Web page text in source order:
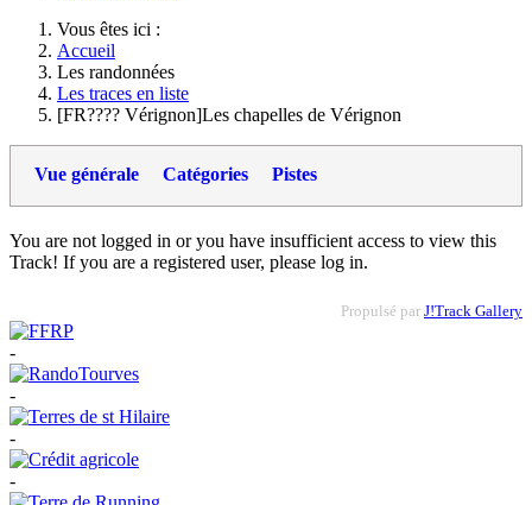
Vous êtes ici :
Accueil
Les randonnées
Les traces en liste
[FR???? Vérignon]Les chapelles de Vérignon
Vue générale Catégories Pistes
You are not logged in or you have insufficient access to view this
Track! If you are a registered user, please log in.
Propulsé par J!Track Gallery
-
-
-
-